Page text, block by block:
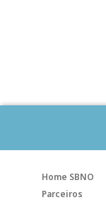
Home SBNO
Parceiros